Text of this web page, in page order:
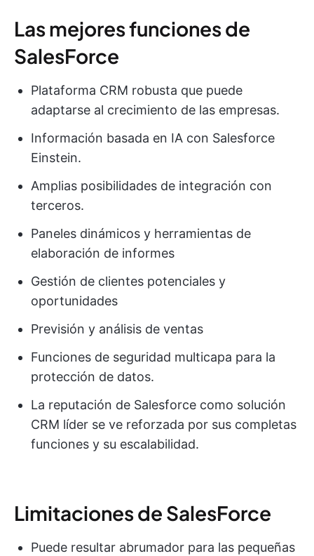
Las mejores funciones de
SalesForce
Plataforma CRM robusta que puede
adaptarse al crecimiento de las empresas.
Información basada en IA con Salesforce
Einstein.
Amplias posibilidades de integración con
terceros.
Paneles dinámicos y herramientas de
elaboración de informes
Gestión de clientes potenciales y
oportunidades
Previsión y análisis de ventas
Funciones de seguridad multicapa para la
protección de datos.
La reputación de Salesforce como solución
CRM líder se ve reforzada por sus completas
funciones y su escalabilidad.
Limitaciones de SalesForce
Puede resultar abrumador para las pequeñas